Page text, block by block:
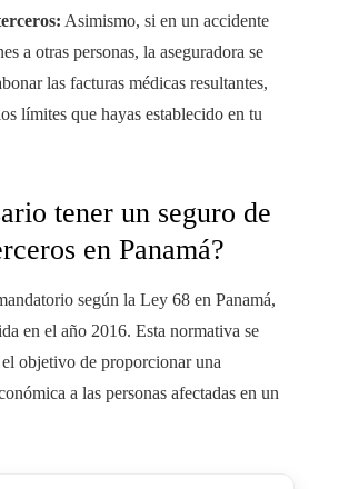
Asimismo, si en un accidente
a otras personas, la aseguradora se
las facturas médicas resultantes,
límites que hayas establecido en tu
tener un seguro de
en Panamá?
según la Ley 68 en Panamá,
en el año 2016. Esta normativa se
objetivo de proporcionar una
a las personas afectadas en un